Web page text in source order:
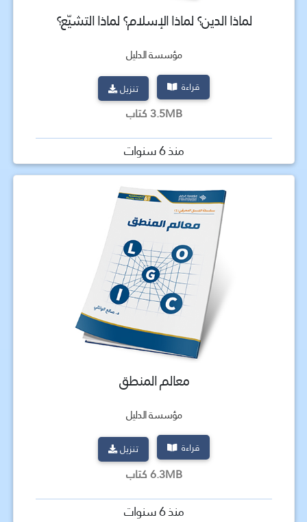
لماذا الدين؟ لماذا الإسلام؟ لماذا التشيّع؟
مؤسسة الدليل
قراءة تنزيل
3.5MB كتاب
منذ 6 سنوات
معالم المنطق
مؤسسة الدليل
قراءة تنزيل
6.3MB كتاب
منذ 6 سنوات